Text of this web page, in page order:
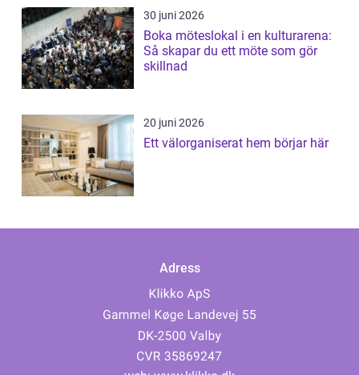
30 juni 2026
Boka möteslokal i en kulturarena:
Så skapar du ett möte som gör
skillnad
20 juni 2026
Ett välorganiserat hem börjar här
Adress